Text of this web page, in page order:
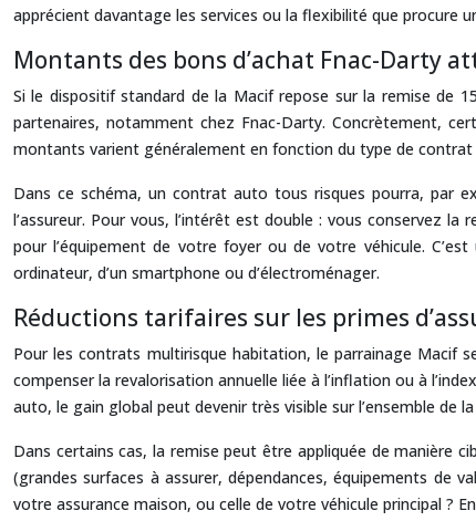
apprécient davantage les services ou la flexibilité que procure
Montants des bons d’achat Fnac-Darty
Si le dispositif standard de la Macif repose sur la remise de
partenaires, notamment chez Fnac-Darty. Concrètement,
montants varient généralement en fonction du type de
Dans ce schéma, un contrat auto tous risques pourra, par
l’assureur. Pour vous, l’intérêt est double : vous conservez
pour l’équipement de votre foyer ou de votre véhicule.
ordinateur, d’un smartphone ou d’électroménager.
Réductions tarifaires sur les primes
Pour les contrats multirisque habitation, le parrainage Macif
compenser la revalorisation annuelle liée à l’inflation ou à
auto, le gain global peut devenir très visible sur l’ensemble de
Dans certains cas, la remise peut être appliquée de manière
(grandes surfaces à assurer, dépendances, équipements de
votre assurance maison, ou celle de votre véhicule principal ?